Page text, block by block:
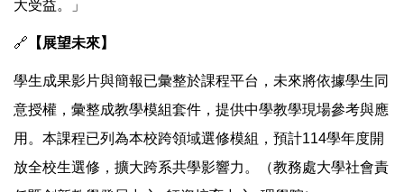
大受益。」
🔗 【展望未來】
學生成果影片與簡報已彙整於課程平台，未來將依據學生同
意授權，彙整成教學模組套件，提供中學教學現場參考與應
用。本課程已列為本校跨領域選修模組，預計114學年度開
放全校生選修，擴大跨系共學影響力。（教務處大學社會責